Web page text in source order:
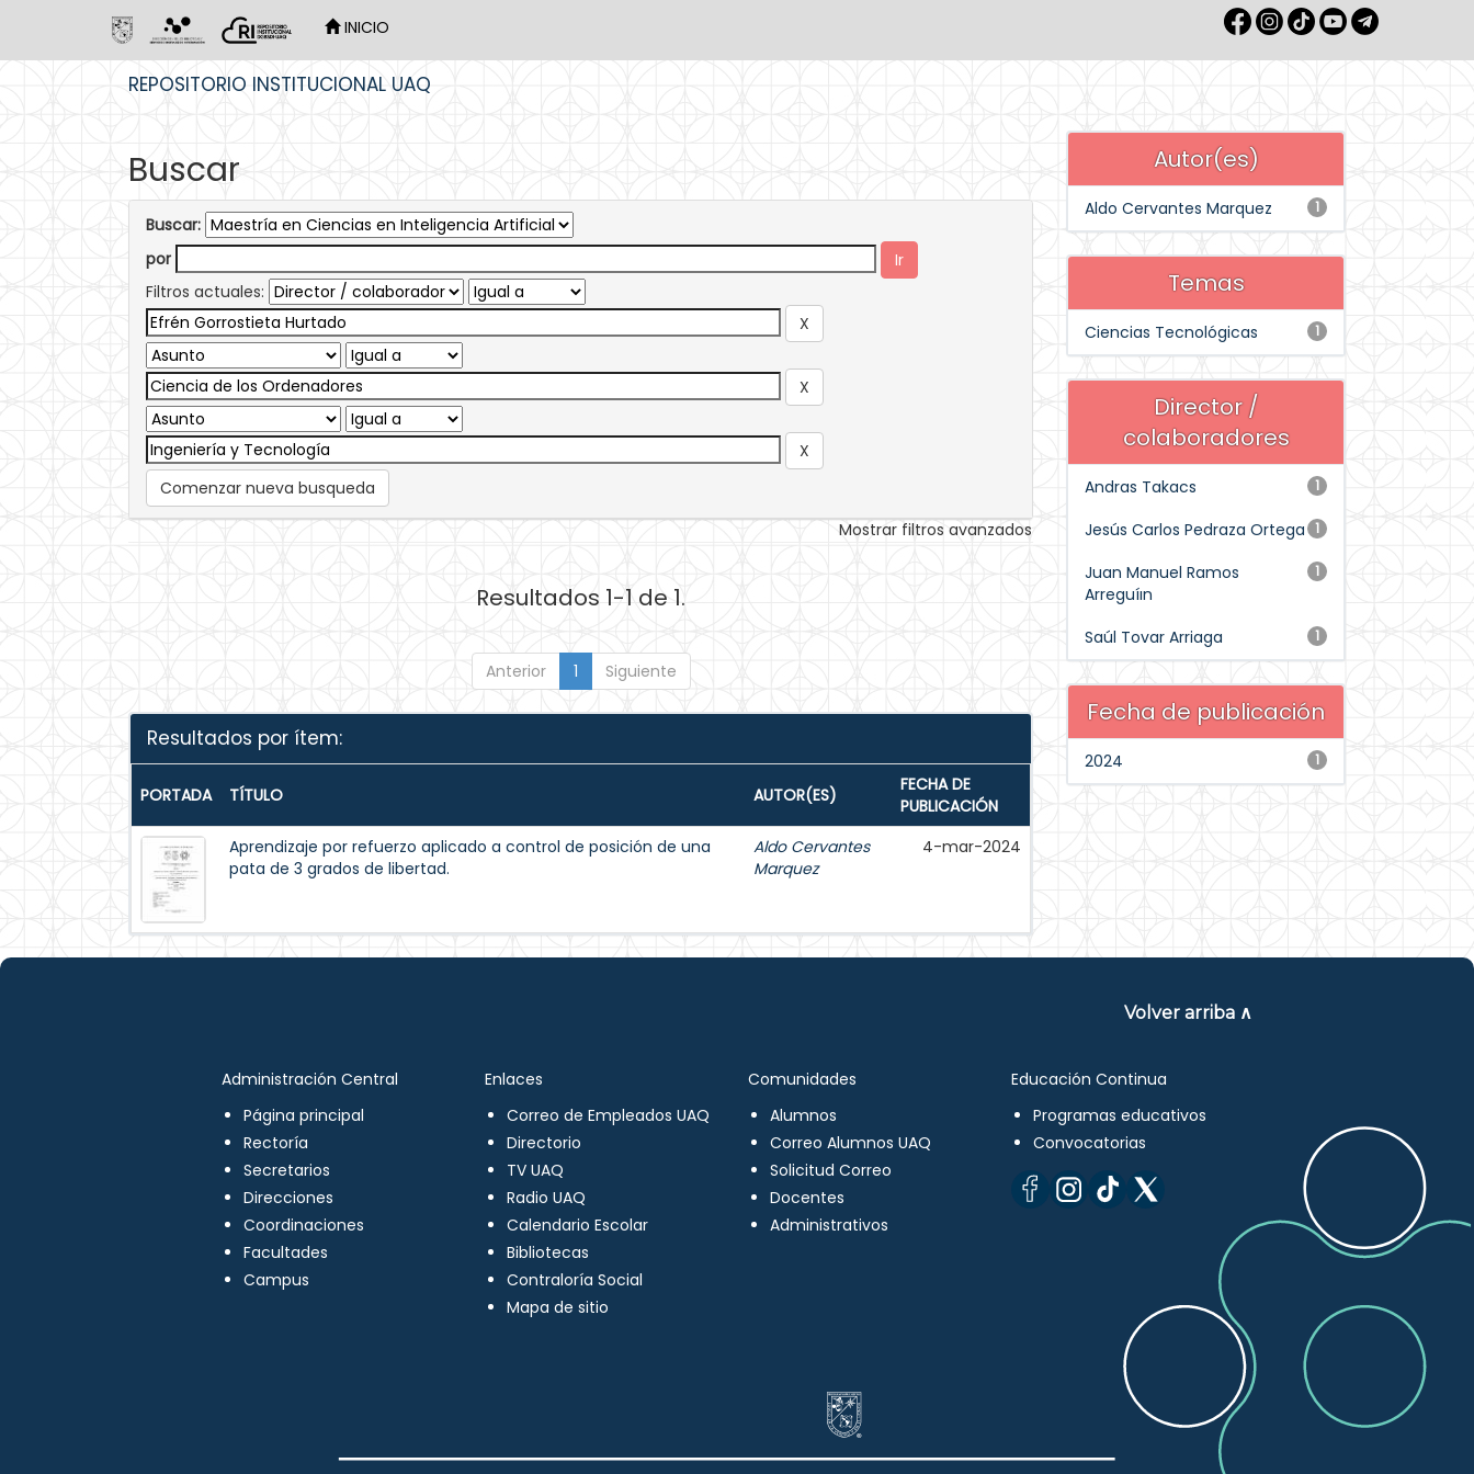
INICIO
REPOSITORIO INSTITUCIONAL UAQ
Buscar
Buscar:
por
Filtros actuales:
Comenzar nueva busqueda
Mostrar filtros avanzados
Resultados 1-1 de 1.
Anterior 1 Siguiente
Resultados por ítem:
PORTADA TÍTULO AUTOR(ES)
FECHA DE
PUBLICACIÓN
Aprendizaje por refuerzo aplicado a control de posición de una
pata de 3 grados de libertad.
Aldo Cervantes
Marquez
4-mar-2024
Autor(es)
1
Aldo Cervantes Marquez
Temas
1
Ciencias Tecnológicas
Director /
colaboradores
1
Andras Takacs
1
Jesús Carlos Pedraza Ortega
1
Juan Manuel Ramos
Arreguíın
1
Saúl Tovar Arriaga
Fecha de publicación
1
2024
Volver arriba ∧
Administración Central
Página principal
Rectoría
Secretarios
Direcciones
Coordinaciones
Facultades
Campus
Enlaces
Correo de Empleados UAQ
Directorio
TV UAQ
Radio UAQ
Calendario Escolar
Bibliotecas
Contraloría Social
Mapa de sitio
Comunidades
Alumnos
Correo Alumnos UAQ
Solicitud Correo
Docentes
Administrativos
Educación Continua
Programas educativos
Convocatorias